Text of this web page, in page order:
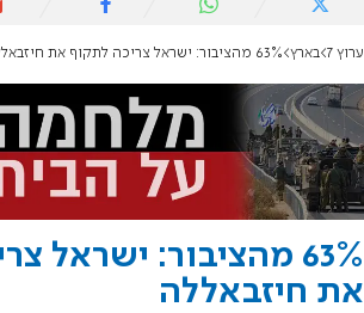
ערוץ 7 בארץ 63% מהציבור: ישראל צריכה לתקוף את חיזבאללה
63% מהציבור: ישראל
את חיזבאללה